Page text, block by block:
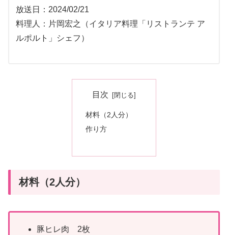
放送日：2024/02/21
料理人：片岡宏之（イタリア料理「リストランテ ア
ルポルト」シェフ）
目次
材料（2人分）
作り方
材料（2人分）
豚ヒレ肉 2枚